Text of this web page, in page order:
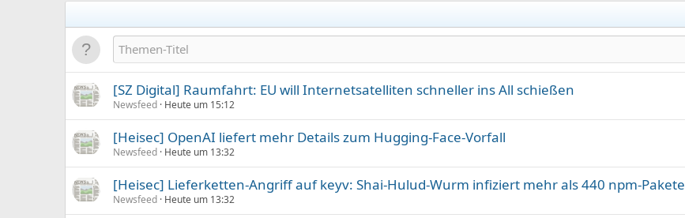
[SZ Digital] Raumfahrt: EU will Internetsatelliten schneller ins All schießen
Newsfeed Heute um 15:12
[Heisec] OpenAI liefert mehr Details zum Hugging-Face-Vorfall
Newsfeed Heute um 13:32
[Heisec] Lieferketten-Angriff auf keyv: Shai-Hulud-Wurm infiziert mehr als 440 npm-Pakete
Newsfeed Heute um 13:32